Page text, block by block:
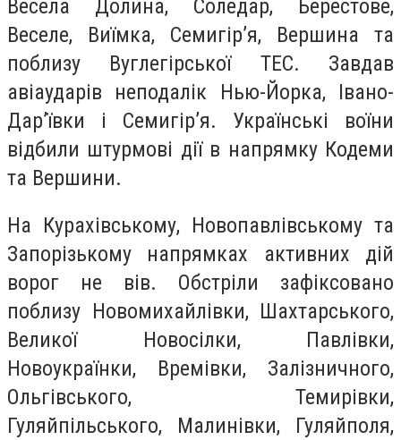
Весела Долина, Соледар, Берестове,
Веселе, Виїмка, Семигір’я, Вершина та
поблизу Вуглегірської ТЕС. Завдав
авіаударів неподалік Нью-Йорка, Івано-
Дар’ївки і Семигір’я. Українські воїни
відбили штурмові дії в напрямку Кодеми
та Вершини.
На Курахівському, Новопавлівському та
Запорізькому напрямках активних дій
ворог не вів. Обстріли зафіксовано
поблизу Новомихайлівки, Шахтарського,
Великої Новосілки, Павлівки,
Новоукраїнки, Времівки, Залізничного,
Ольгівського, Темирівки,
Гуляйпільського, Малинівки, Гуляйполя,